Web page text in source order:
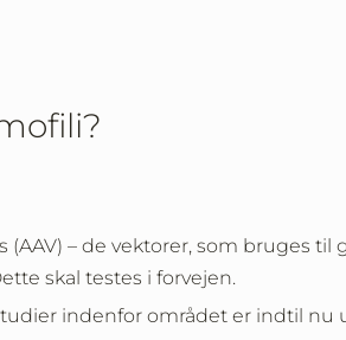
– de vektorer, som bruges til
skal testes i forvejen.
indenfor området er indtil nu